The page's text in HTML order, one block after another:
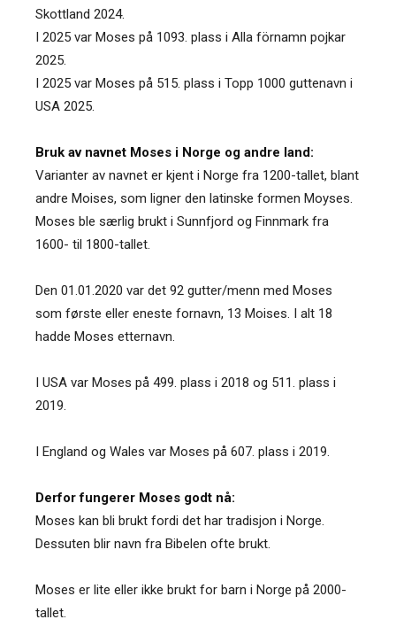
Skottland 2024.
I 2025 var Moses på 1093. plass i Alla förnamn pojkar
2025.
I 2025 var Moses på 515. plass i Topp 1000 guttenavn i
USA 2025.
Bruk av navnet Moses i Norge og andre land:
Varianter av navnet er kjent i Norge fra 1200-tallet, blant
andre Moises, som ligner den latinske formen Moyses.
Moses ble særlig brukt i Sunnfjord og Finnmark fra
1600- til 1800-tallet.
Den 01.01.2020 var det 92 gutter/menn med Moses
som første eller eneste fornavn, 13 Moises. I alt 18
hadde Moses etternavn.
I USA var Moses på 499. plass i 2018 og 511. plass i
2019.
I England og Wales var Moses på 607. plass i 2019.
Derfor fungerer Moses godt nå:
Moses kan bli brukt fordi det har tradisjon i Norge.
Dessuten blir navn fra Bibelen ofte brukt.
Moses er lite eller ikke brukt for barn i Norge på 2000-
tallet.